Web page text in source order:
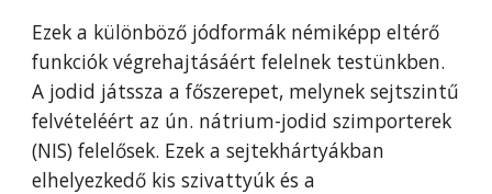
Ezek a különböző jódformák némiképp eltérő
funkciók végrehajtásáért felelnek testünkben.
A jodid játssza a főszerepet, melynek sejtszintű
felvételéért az ún. nátrium-jodid szimporterek
(NIS) felelősek. Ezek a sejtekhártyákban
elhelyezkedő kis szivattyúk és a